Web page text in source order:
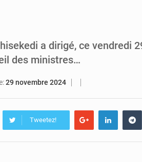
2026
a dirigé, ce vendredi
des ministres…
29 novembre 2024
Tweetez!